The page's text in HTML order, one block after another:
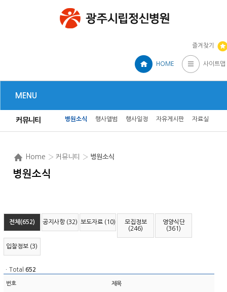
즐겨찾기
HOME 사이트맵
MENU
커뮤니티 병원소식 행사앨범 행사일정 자유게시판 자료실
Home › 커뮤니티 › 병원소식
병원소식
전체(652) 공지사항 (32) 보도자료 (10)
모집정보
(246)
영양식단
(361)
입찰정보 (3)
ㆍTotal 652
번호 제목